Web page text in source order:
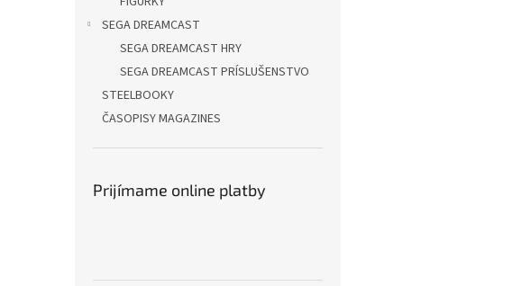
SEGA DREAMCAST
SEGA DREAMCAST HRY
SEGA DREAMCAST PRÍSLUŠENSTVO
STEELBOOKY
ČASOPISY MAGAZINES
Prijímame online platby